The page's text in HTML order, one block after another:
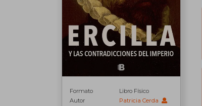
Formato
Libro Físico
Autor
Patricia Cerda